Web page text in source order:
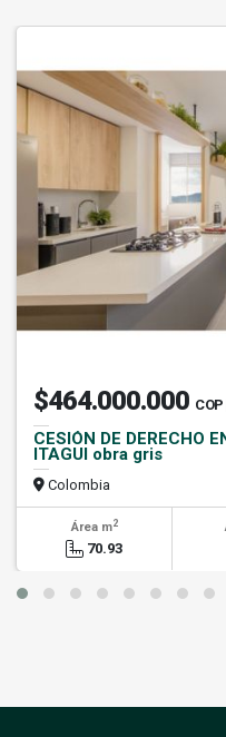
$464.000.000 COP
CESIÓN DE DERECHO
ITAGUI obra gris
Colombia
Área m2
70.93